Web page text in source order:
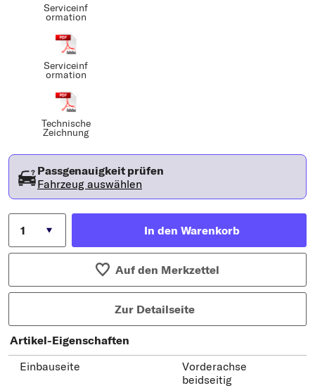
Serviceinf
ormation
Serviceinf
ormation
Technische
Zeichnung
Passgenauigkeit prüfen
Fahrzeug auswählen
In den Warenkorb
Auf den Merkzettel
Zur Detailseite
Artikel-Eigenschaften
Einbauseite
Vorderachse
beidseitig